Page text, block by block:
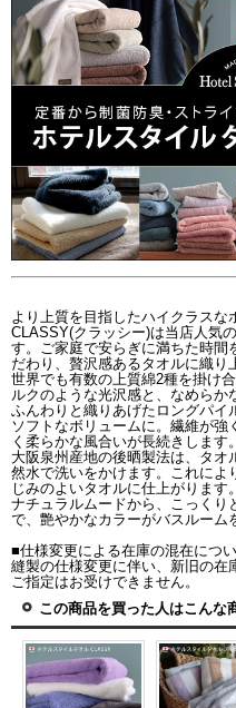
より上質を目指したハイクラスな
CLASSY(クラッシー)は当店人気
す。ご家庭で安らぎに満ちた時間
だわり、贅沢感あるタオルに織り
世界でも有数の上質綿2種を掛け
ルクのような光沢感と、なめらか
ふんわりと織りあげたロングパイ
ソフトなボリュームに。繊維が
く柔らかな風合いが長続きします。
大阪泉州産地の後晒製法は、タオ
然水で洗いをかけます。これによ
じみのよいタオルに仕上がります。
ナチュラルムードから、こっくり
で、艶やかなカラーがバスルーム
■仕様変更による在庫の混在につ
縫製の仕様変更に伴い、新旧の在
ご指定はお受けできません。
この商品を買った人はこんな